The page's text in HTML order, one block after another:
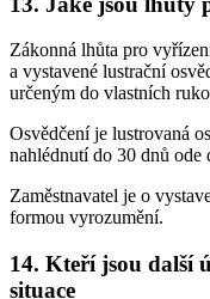
Zákonná lhůta pro
a vystavené lustrační
určeným do vlastních
Osvědčení je lustrovaná
nahlédnutí do 30 dnů ode
Zaměstnavatel je o
formou vyrozumění.
14. Kteří jsou další
situace